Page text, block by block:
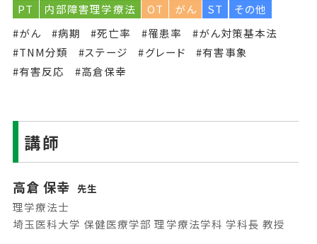
PT 内部障害理学療法 OT がん ST
その他
#がん
#病期 #死亡率 #罹患率
#がん対策基本法
#TNM分類
#ステージ #グレード
#有害事象
#有害反応
#高倉保幸
講師
高倉 保幸 先生
理学療法士
埼玉医科大学 保健医療学部 理学療法学科 学科長 教授